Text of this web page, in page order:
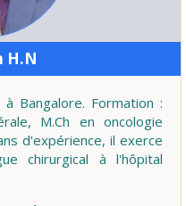
H.N
Bangalore. Formation :
M.Ch en oncologie
d'expérience, il exerce
chirurgical à l'hôpital